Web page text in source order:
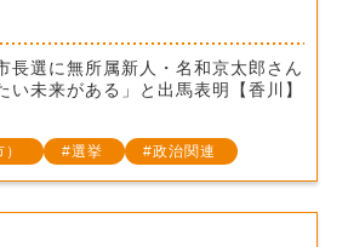
長選に無所属新人・名和京太郎さん
い未来がある」と出馬表明【香川】
選挙 政治関連